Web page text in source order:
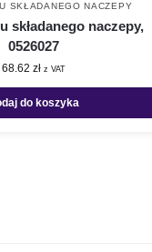
SKŁADANEGO NACZEPY
składanego naczepy,
0526027
68.62 zł z VAT
do koszyka